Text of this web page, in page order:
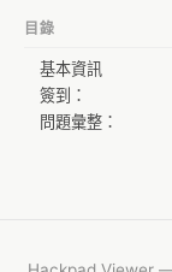
目錄
基本資訊
簽到：
問題彙整：